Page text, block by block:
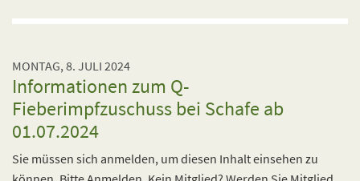
MONTAG, 8. JULI 2024
Informationen zum Q-
Fieberimpfzuschuss bei Schafe ab
01.07.2024
Sie müssen sich anmelden, um diesen Inhalt einsehen zu